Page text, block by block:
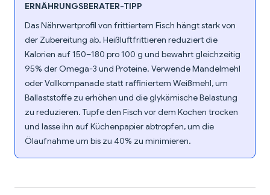
ERNÄHRUNGSBERATER-TIPP
Das Nährwertprofil von frittiertem Fisch hängt stark von
der Zubereitung ab. Heißluftfrittieren reduziert die
Kalorien auf 150–180 pro 100 g und bewahrt gleichzeitig
95% der Omega-3 und Proteine. Verwende Mandelmehl
oder Vollkornpanade statt raffiniertem Weißmehl, um
Ballaststoffe zu erhöhen und die glykämische Belastung
zu reduzieren. Tupfe den Fisch vor dem Kochen trocken
und lasse ihn auf Küchenpapier abtropfen, um die
Ölaufnahme um bis zu 40% zu minimieren.